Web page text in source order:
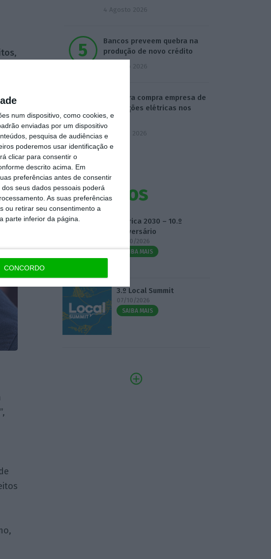
num dispositivo, como cookies, e
enviadas por um dispositivo
pesquisa de audiências e
poderemos usar identificação e
clicar para consentir o
descrito acima. Em
preferências antes de consentir
seus dados pessoais poderá
As suas preferências
ou retirar seu consentimento a
parte inferior da página.
CONCORDO
,
4 Agosto 2026
Bancos preveem quebra na
produção de novo crédito
4 Agosto 2026
Visabeira compra empresa de
instalações elétricas nos
EUA
5 Agosto 2026
Eventos
Fábrica 2030 – 10.º
Aniversário
14/10/2026
SAIBA MAIS
3.º Local Summit
07/10/2026
SAIBA MAIS